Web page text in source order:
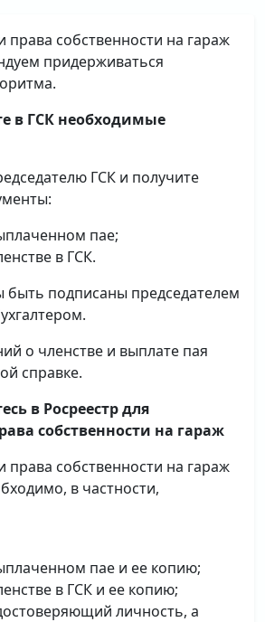
права собственности на гараж
придерживаться
в ГСК необходимые
ГСК и получите
пае;
в ГСК.
быть подписаны председателем
о членстве и выплате пая
справке.
в Росреестр для
собственности на гараж
права собственности на гараж
в частности,
пае и ее копию;
в ГСК и ее копию;
личность, а